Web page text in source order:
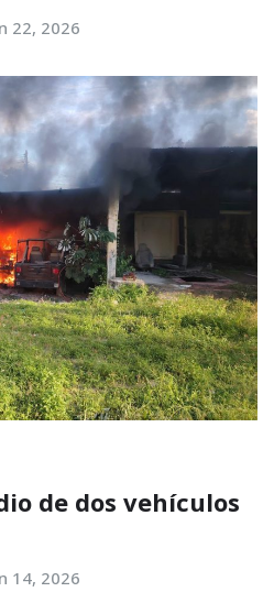
22, 2026
de dos vehículos
14, 2026